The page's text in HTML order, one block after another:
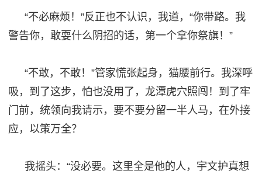
“不必麻烦！”反正也不认识，我道， “你带路。我
警告你，敢耍什么阴招的话，第一个拿你祭旗！”
“不敢，不敢！”管家慌张起身，猫腰前行。我深呼
吸，到了这步，怕也没用了，龙潭虎穴照闯！到了牢
门 前，统领向我请示，要不要分留一半人马，在外接
应，以策万全？
我摇头： “没必要。这里全是他的人，宇文护真想